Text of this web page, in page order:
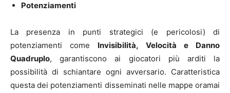
Potenziamenti
La presenza in punti strategici (e pericolosi) di
potenziamenti come Invisibilità, Velocità e Danno
Quadruplo, garantiscono ai giocatori più arditi la
possibilità di schiantare ogni avversario. Caratteristica
questa dei potenziamenti disseminati nelle mappe oramai